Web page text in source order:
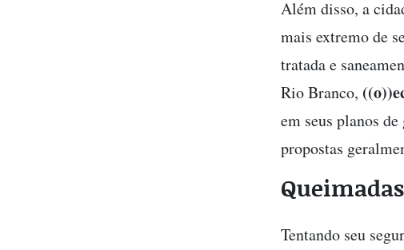
Além disso, a
mais extremo de
tratada e
Rio Branco,
em seus planos
propostas
Tentando seu